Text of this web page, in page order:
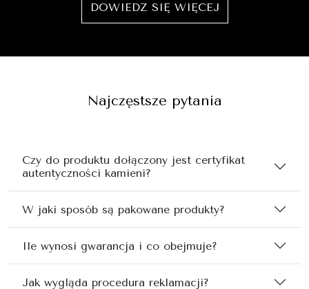
DOWIEDZ SIĘ WIĘCEJ
Najczęstsze pytania
Czy do produktu dołączony jest certyfikat
autentyczności kamieni?
W jaki sposób są pakowane produkty?
Ile wynosi gwarancja i co obejmuje?
Jak wygląda procedura reklamacji?